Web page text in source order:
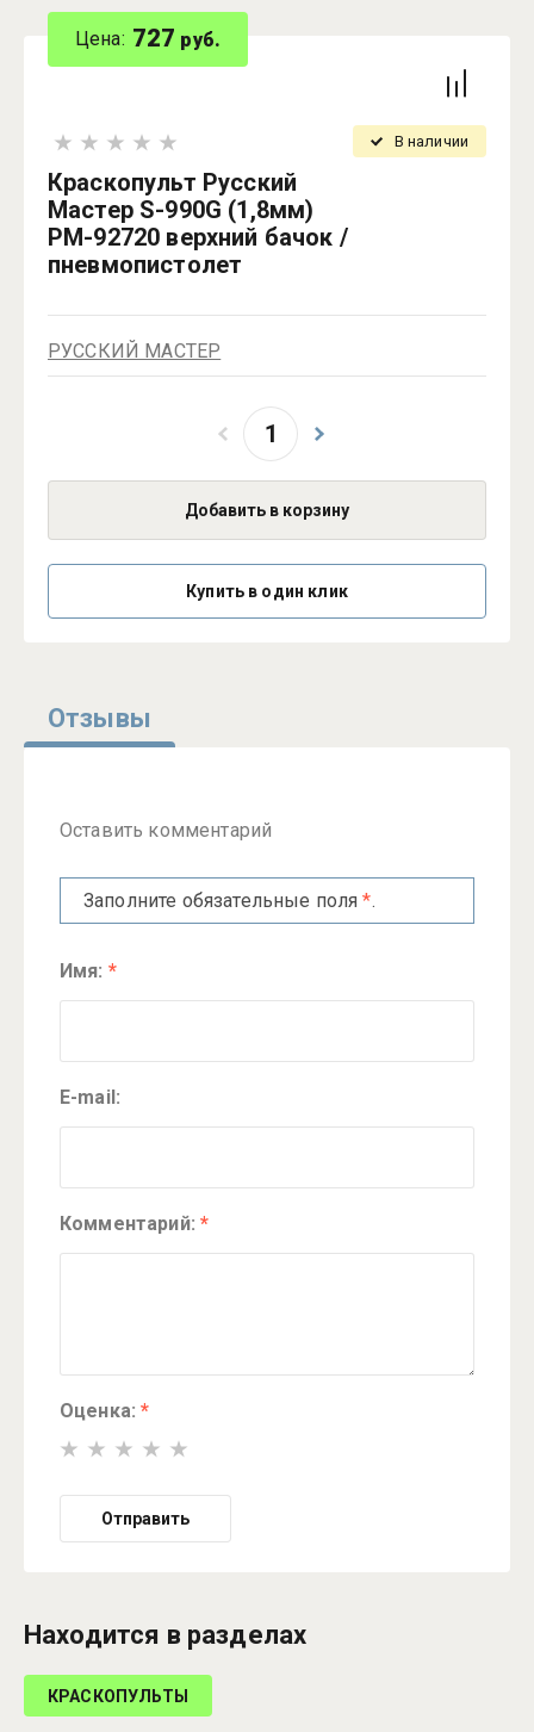
Цена: 727 руб.
Краскопульт Русский
Мастер S-990G (1,8мм)
РМ-92720 верхний бачок /
пневмопистолет
В наличии
РУССКИЙ МАСТЕР
Добавить в корзину
Купить в один клик
Отзывы
Оставить комментарий
Заполните обязательные поля*.
Имя: *
E-mail:
Комментарий:*
Оценка:*
Отправить
Находится в разделах
КРАСКОПУЛЬТЫ